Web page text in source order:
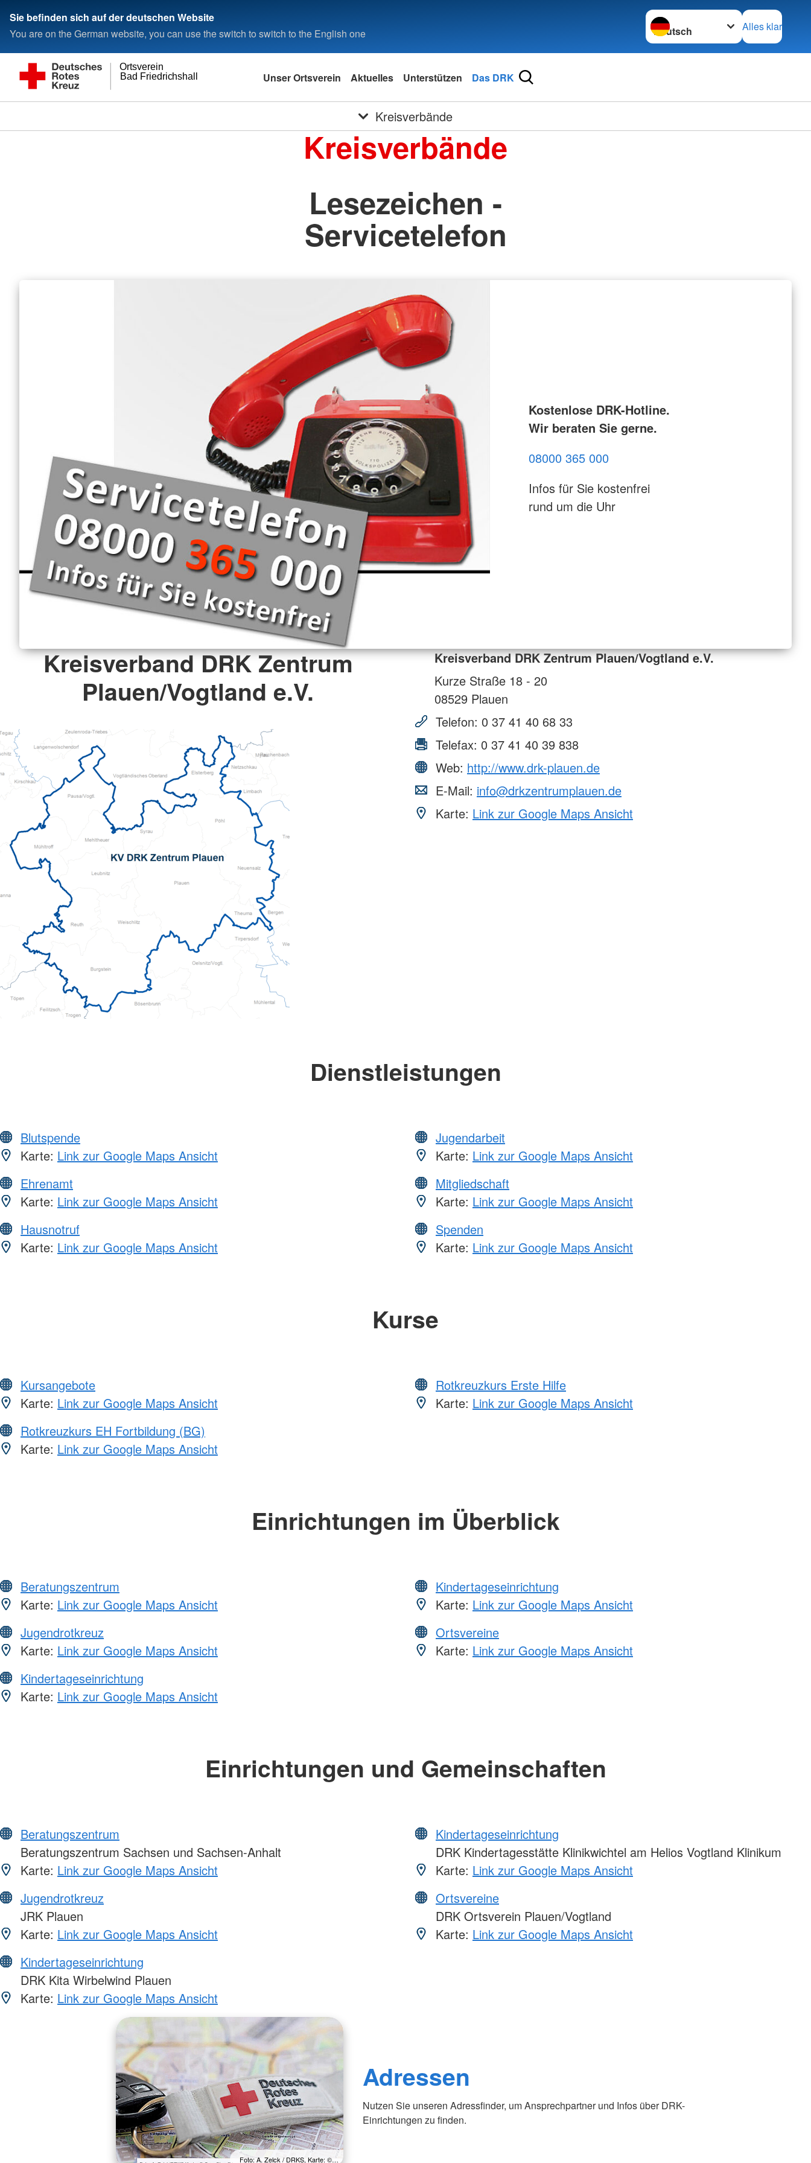
Sie befinden sich auf der deutschen Website
You are on the German website, you can use the switch to switch to the English one
Sprache wechseln zu
Alles klar
Bad Friedrichshall
Ortsverein
Unser Ortsverein Aktuelles Unterstützen Das DRK
Kreisverbände
Kreisverbände
Lesezeichen -
Servicetelefon
Kostenlose DRK-Hotline.
Wir beraten Sie gerne.
08000 365 000
Infos für Sie kostenfrei
rund um die Uhr
Kreisverband DRK Zentrum
Plauen/Vogtland e.V.
Kreisverband DRK Zentrum Plauen/Vogtland e.V.
Kurze Straße 18 - 20
08529 Plauen
Telefon: 0 37 41 40 68 33
Telefax: 0 37 41 40 39 838
Web: http://www.drk-plauen.de
E-Mail: info@drkzentrumplauen.de
Karte: Link zur Google Maps Ansicht
Dienstleistungen
Blutspende
Karte: Link zur Google Maps Ansicht
Ehrenamt
Karte: Link zur Google Maps Ansicht
Hausnotruf
Karte: Link zur Google Maps Ansicht
Jugendarbeit
Karte: Link zur Google Maps Ansicht
Mitgliedschaft
Karte: Link zur Google Maps Ansicht
Spenden
Karte: Link zur Google Maps Ansicht
Kurse
Kursangebote
Karte: Link zur Google Maps Ansicht
Rotkreuzkurs EH Fortbildung (BG)
Karte: Link zur Google Maps Ansicht
Rotkreuzkurs Erste Hilfe
Karte: Link zur Google Maps Ansicht
Einrichtungen im Überblick
Beratungszentrum
Karte: Link zur Google Maps Ansicht
Jugendrotkreuz
Karte: Link zur Google Maps Ansicht
Kindertageseinrichtung
Karte: Link zur Google Maps Ansicht
Kindertageseinrichtung
Karte: Link zur Google Maps Ansicht
Ortsvereine
Karte: Link zur Google Maps Ansicht
Einrichtungen und Gemeinschaften
Beratungszentrum
Beratungszentrum Sachsen und Sachsen-Anhalt
Karte: Link zur Google Maps Ansicht
Jugendrotkreuz
JRK Plauen
Karte: Link zur Google Maps Ansicht
Kindertageseinrichtung
DRK Kita Wirbelwind Plauen
Karte: Link zur Google Maps Ansicht
Kindertageseinrichtung
DRK Kindertagesstätte Klinikwichtel am Helios Vogtland Klinikum
Karte: Link zur Google Maps Ansicht
Ortsvereine
DRK Ortsverein Plauen/Vogtland
Karte: Link zur Google Maps Ansicht
Foto: A. Zelck / DRKS, Karte: ©…
Adressen
Nutzen Sie unseren Adressfinder, um Ansprechpartner und Infos über DRK-
Einrichtungen zu finden.